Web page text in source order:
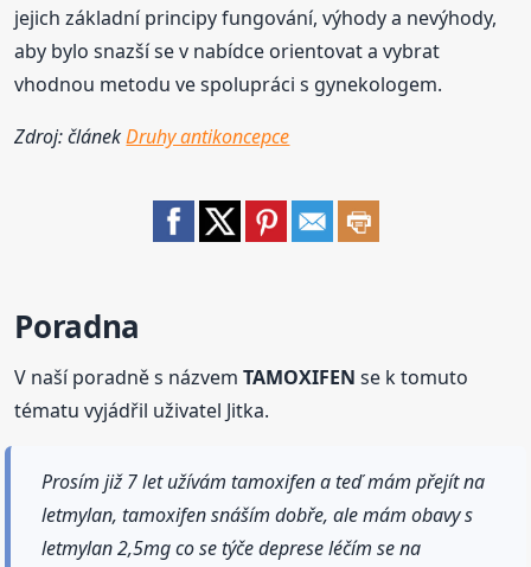
jejich základní principy fungování, výhody a nevýhody,
aby bylo snazší se v nabídce orientovat a vybrat
vhodnou metodu ve spolupráci s gynekologem.
Zdroj: článekDruhy antikoncepce
Poradna
V naší poradně s názvemTAMOXIFEN se k tomuto
tématu vyjádřil uživatel Jitka.
Prosím již 7 let užívám tamoxifen a teď mám přejít na
letmylan, tamoxifen snáším dobře, ale mám obavy s
letmylan 2,5mg co se týče deprese léčím se na